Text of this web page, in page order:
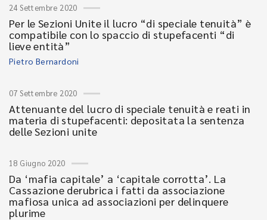
24 Settembre 2020
Per le Sezioni Unite il lucro “di speciale tenuità” è
compatibile con lo spaccio di stupefacenti “di
lieve entità”
Pietro Bernardoni
07 Settembre 2020
Attenuante del lucro di speciale tenuità e reati in
materia di stupefacenti: depositata la sentenza
delle Sezioni unite
18 Giugno 2020
Da ‘mafia capitale’ a ‘capitale corrotta’. La
Cassazione derubrica i fatti da associazione
mafiosa unica ad associazioni per delinquere
plurime